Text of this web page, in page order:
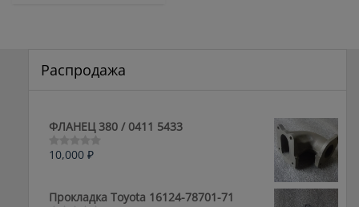
Распродажа
ФЛАНЕЦ 380 / 0411 5433
Оценка
5
10,000 ₽
Прокладка Toyota 16124-78701-71